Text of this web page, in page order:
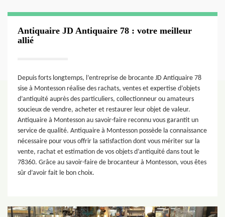
Antiquaire JD Antiquaire 78 : votre meilleur
allié
Depuis forts longtemps, l’entreprise de brocante JD Antiquaire 78
sise à Montesson réalise des rachats, ventes et expertise d’objets
d’antiquité auprès des particuliers, collectionneur ou amateurs
soucieux de vendre, acheter et restaurer leur objet de valeur.
Antiquaire à Montesson au savoir-faire reconnu vous garantit un
service de qualité. Antiquaire à Montesson possède la connaissance
nécessaire pour vous offrir la satisfaction dont vous mériter sur la
vente, rachat et estimation de vos objets d’antiquité dans tout le
78360. Grâce au savoir-faire de brocanteur à Montesson, vous êtes
sûr d’avoir fait le bon choix.